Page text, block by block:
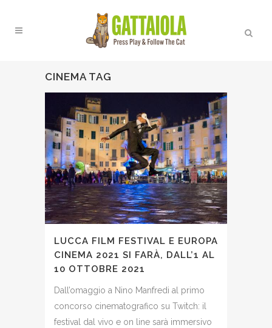
CINEMA TAG
LUCCA FILM FESTIVAL E EUROPA
CINEMA 2021 SI FARÀ, DALL’1 AL
10 OTTOBRE 2021
Dall’omaggio a Nino Manfredi al primo
concorso cinematografico su Twitch: il
festival dal vivo e on line sarà immersivo